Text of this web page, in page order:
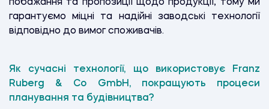
побажання та пропозиції щодо продукції, тому ми
гарантуємо міцні та надійні заводські технології
відповідно до вимог споживачів.
Як сучасні технології, що використовує Franz
Ruberg & Co GmbH, покращують процеси
планування та будівництва?